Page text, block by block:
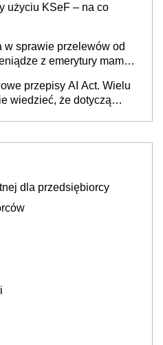
użyciu KSeF – na co
w sprawie przelewów od
z emerytury mamy
przepisy AI Act. Wielu
wiedzieć, że dotyczą
dla przedsiębiorcy